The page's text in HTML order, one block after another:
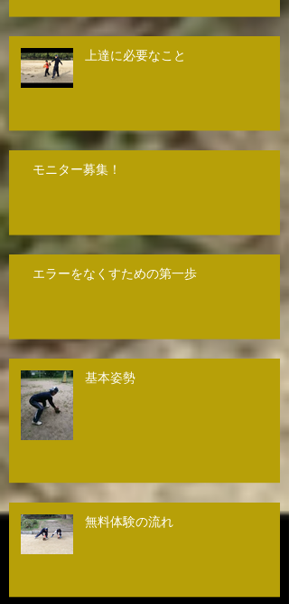
上達に必要なこと
モニター募集！
エラーをなくすための第一歩
基本姿勢
無料体験の流れ